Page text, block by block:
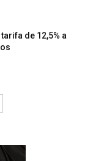
de 12,5% a